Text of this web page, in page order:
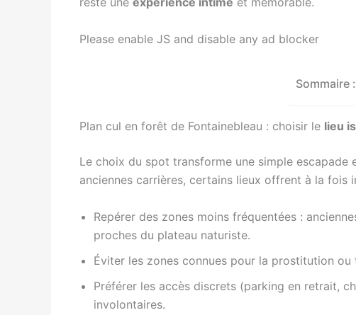
Please enable JS and disable any ad blocker
Sommaire :
Plan cul en forêt de Fontainebleau : choisir le lieu
Le choix du spot transforme une simple escapade
anciennes carrières, certains lieux offrent à la fois
Repérer des zones moins fréquentées :
proches du plateau naturiste.
Éviter les zones connues pour la prostitution
Préférer les accès discrets (parking en retrait,
involontaires.